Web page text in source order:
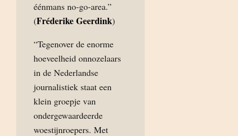
éénmans no-go-area.”
(Fréderike Geerdink)
“Tegenover de enorme
hoeveelheid onnozelaars
in de Nederlandse
journalistiek staat een
klein groepje van
ondergewaardeerde
woestijnroepers. Met